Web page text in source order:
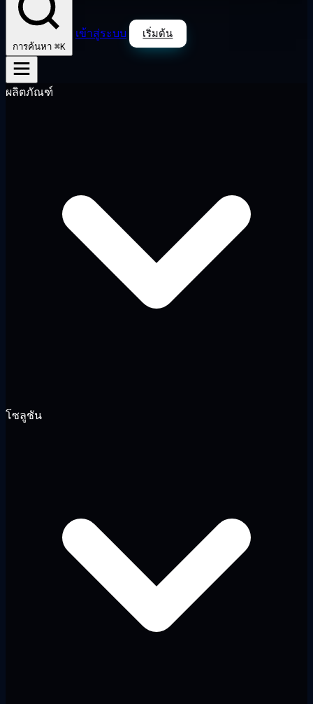
การค้นหา ⌘K
เข้าสู่ระบบ เริ่มต้น
ผลิตภัณฑ์
โซลูชัน